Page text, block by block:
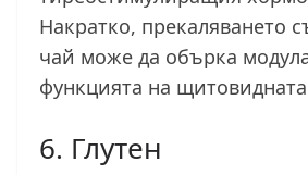
Накратко, прекаляването
чай може да обърка
функцията на
6. Глутен